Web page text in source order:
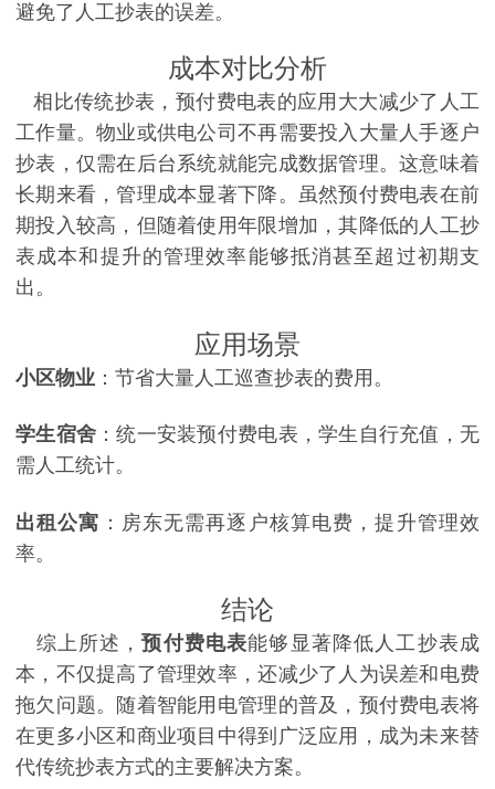
避免了人工抄表的误差。
成本对比分析
相比传统抄表，预付费电表的应用大大减少了人工
工作量。物业或供电公司不再需要投入大量人手逐户
抄表，仅需在后台系统就能完成数据管理。这意味着
长期来看，管理成本显著下降。虽然预付费电表在前
期投入较高，但随着使用年限增加，其降低的人工抄
表成本和提升的管理效率能够抵消甚至超过初期支
出。
应用场景
小区物业 ：节省大量人工巡查抄表的费用。
学生宿舍 ：统一安装预付费电表，学生自行充值，无
需人工统计。
出租公寓 ：房东无需再逐户核算电费，提升管理效
率。
结论
综上所述，预付费电表能够显著降低人工抄表成
本，不仅提高了管理效率，还减少了人为误差和电费
拖欠问题。随着智能用电管理的普及，预付费电表将
在更多小区和商业项目中得到广泛应用，成为未来替
代传统抄表方式的主要解决方案。